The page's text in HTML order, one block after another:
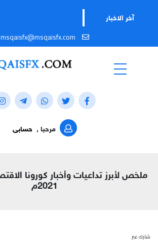
آخر الاخبار
msqaisfx@msqaisfx.com
مرحبا , حسابى
2021م
شارك عبر